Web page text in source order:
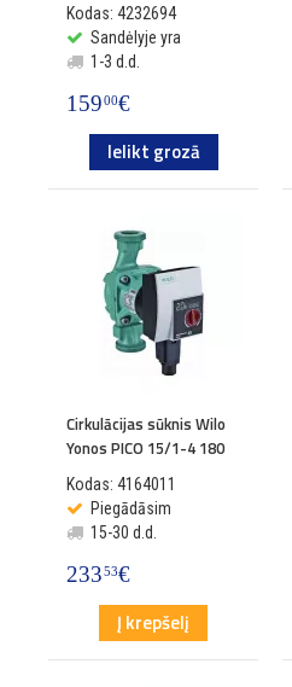
Kodas: 4232694
Sandėlyje yra
1-3 d.d.
15900€
Ielikt grozā
Cirkulācijas sūknis Wilo
Yonos PICO 15/1-4 180
Kodas: 4164011
Piegādāsim
15-30 d.d.
23353€
Į krepšelį